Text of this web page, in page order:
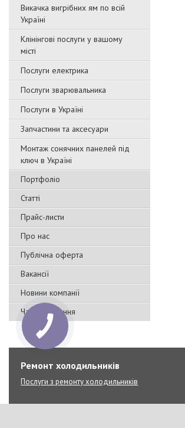
Викачка вигрібних ям по всій
Україні
Клінінгові послуги у вашому
місті
Послуги електрика
Послуги зварювальника
Послуги в Україні
Запчастини та аксесуари
Монтаж сонячних панелей під
ключ в Україні
Портфоліо
Статті
Прайс-листи
Про нас
Публічна оферта
Вакансії
Новини компанії
Часті запитання
Ремонт холодильників
Послуги з ремонту холодильників